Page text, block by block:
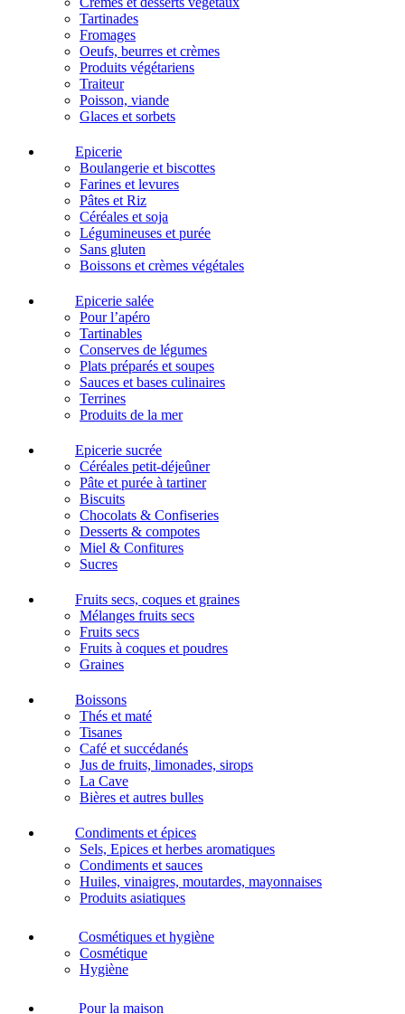
Tartinades
Fromages
Oeufs, beurres et crèmes
Produits végétariens
Traiteur
Poisson, viande
Glaces et sorbets
Epicerie
Boulangerie et biscottes
Farines et levures
Pâtes et Riz
Céréales et soja
Légumineuses et purée
Sans gluten
Boissons et crèmes végétales
Epicerie salée
Pour l’apéro
Tartinables
Conserves de légumes
Plats préparés et soupes
Sauces et bases culinaires
Terrines
Produits de la mer
Epicerie sucrée
Céréales petit-déjeûner
Pâte et purée à tartiner
Biscuits
Chocolats & Confiseries
Desserts & compotes
Miel & Confitures
Sucres
Fruits secs, coques et graines
Mélanges fruits secs
Fruits secs
Fruits à coques et poudres
Graines
Boissons
Thés et maté
Tisanes
Café et succédanés
Jus de fruits, limonades, sirops
La Cave
Bières et autres bulles
Condiments et épices
Sels, Epices et herbes aromatiques
Condiments et sauces
Huiles, vinaigres, moutardes, mayonnaises
Produits asiatiques
Cosmétiques et hygiène
Cosmétique
Hygiène
Pour la maison